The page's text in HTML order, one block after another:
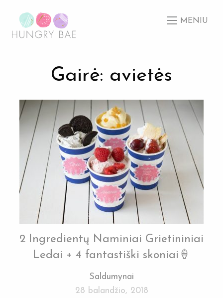
MENIU
Gairė: avietės
2 Ingredientų Naminiai Grietininiai
Ledai + 4 fantastiški skoniai🍦
Saldumynai
28 balandžio, 2018